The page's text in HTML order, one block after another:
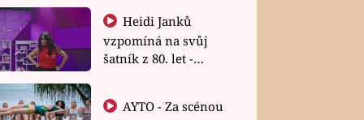
Heidi Janků
vzpomíná na svůj
šatník z 80. let -